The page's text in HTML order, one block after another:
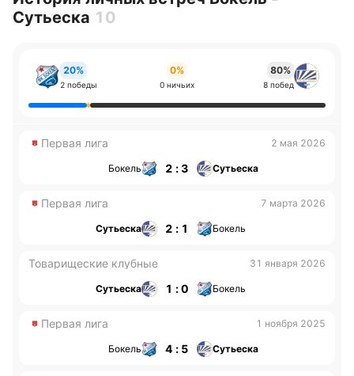
Сутьеска 10
20%
2 победы
0%
0 ничьих
80%
8 побед
Первая лига 2 мая 2026
Бокель 2 : 3 Сутьеска
Первая лига 7 марта 2026
Сутьеска 2 : 1 Бокель
Товарищеские клубные 31 января 2026
Сутьеска 1 : 0 Бокель
Первая лига 1 ноября 2025
Бокель 4 : 5 Сутьеска